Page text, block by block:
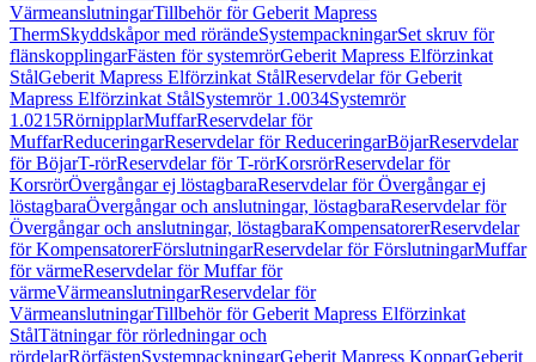
VärmeanslutningarTillbehör för Geberit Mapress
ThermSkyddskåpor med rörändeSystempackningarSet skruv för
flänskopplingarFästen för systemrörGeberit Mapress Elförzinkat
StålGeberit Mapress Elförzinkat StålReservdelar för Geberit
Mapress Elförzinkat StålSystemrör 1.0034Systemrör
1.0215RörnipplarMuffarReservdelar för
MuffarReduceringarReservdelar för ReduceringarBöjarReservdelar
för BöjarT-rörReservdelar för T-rörKorsrörReservdelar för
KorsrörÖvergångar ej löstagbaraReservdelar för Övergångar ej
löstagbaraÖvergångar och anslutningar, löstagbaraReservdelar för
Övergångar och anslutningar, löstagbaraKompensatorerReservdelar
för KompensatorerFörslutningarReservdelar för FörslutningarMuffar
för värmeReservdelar för Muffar för
värmeVärmeanslutningarReservdelar för
VärmeanslutningarTillbehör för Geberit Mapress Elförzinkat
StålTätningar för rörledningar och
rördelarRörfästenSystempackningarGeberit Mapress KopparGeberit